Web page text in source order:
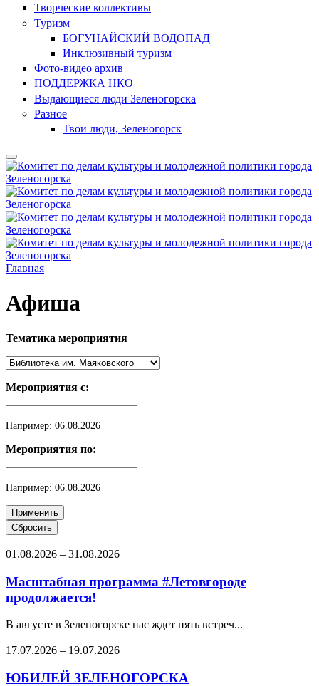
Творческие коллективы
Туризм
БОГУНАЙСКИЙ ВОДОПАД
Инклюзивный туризм
Фото-видео архив
ПОДДЕРЖКА НКО
Выдающиеся люди Зеленогорска
Разное
Твои люди, Зеленогорск
Главная
Афиша
Тематика мероприятия
Мероприятия с:
Например: 06.08.2026
Мероприятия по:
Например: 06.08.2026
01.08.2026 – 31.08.2026
Масштабная программа #Летовгороде
продолжается!
В августе в Зеленогорске нас ждет пять встреч...
17.07.2026 – 19.07.2026
ЮБИЛЕЙ ЗЕЛЕНОГОРСКА